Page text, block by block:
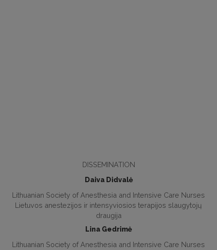
DISSEMINATION
Daiva Didvalė
Lithuanian Society of Anesthesia and Intensive Care Nurses
Lietuvos anestezijos ir intensyviosios terapijos slaugytojų
draugija
Lina Gedrimė
Lithuanian Society of Anesthesia and Intensive Care Nurses